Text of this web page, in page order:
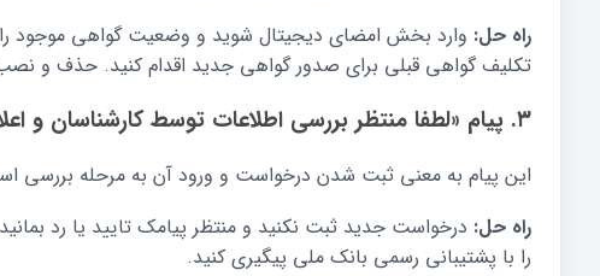
راه حل: وارد بخش امضای دیجیتال شوید و وضعیت گواهی موجود را
تکلیف گواهی قبلی برای صدور گواهی جدید اقدام کنید. حذف و نصب
۳. پیام «لطفا منتظر بررسی اطلاعات توسط کارشناسان و اعلام نتیجه از طریق پیامک باشید»
این پیام به معنی ثبت شدن درخواست و ورود آن به مرحله
راه حل: درخواست جدید ثبت نکنید و منتظر پیامک تایید یا رد
را با پشتیبانی رسمی بانک ملی پیگیری کنید.